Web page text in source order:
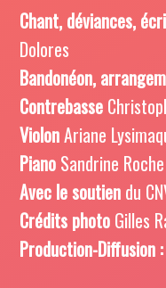
Chant, déviances,
Dolores
Bandonéon,
Contrebasse
ViolonAriane
Piano Sandrine Roche
Avec le soutien du
Crédits photo Gilles
Production-Diffusion